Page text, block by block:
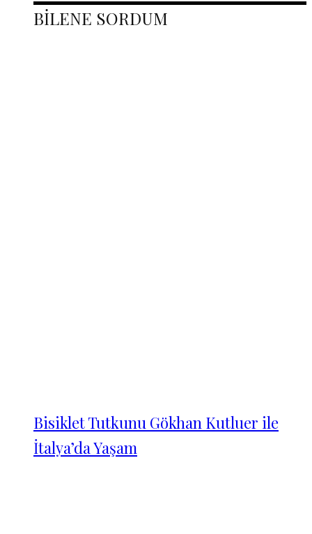
BİLENE SORDUM
Bisiklet Tutkunu Gökhan Kutluer ile
İtalya’da Yaşam